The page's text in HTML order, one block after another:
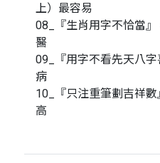
上）最容易
08_『生肖用字不恰當
醫
09_『用字不看先天八
病
10_『只注重筆劃吉祥
高